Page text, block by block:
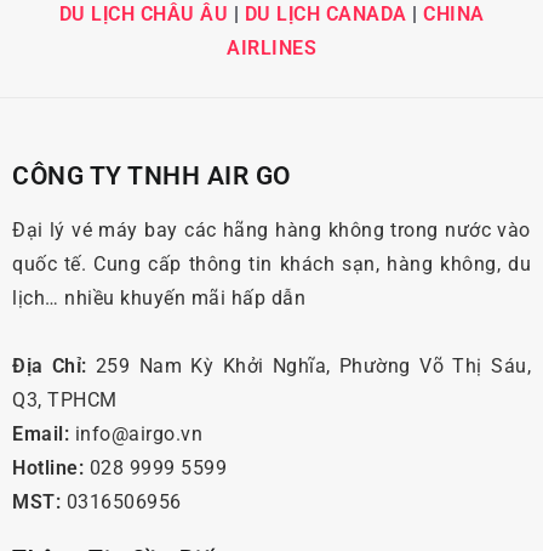
DU LỊCH CHÂU ÂU | DU LỊCH CANADA | CHINA
AIRLINES
CÔNG TY TNHH AIR GO
Đại lý vé máy bay các hãng hàng không trong nước vào
quốc tế. Cung cấp thông tin khách sạn, hàng không, du
lịch… nhiều khuyến mãi hấp dẫn
Địa Chỉ: 259 Nam Kỳ Khởi Nghĩa, Phường Võ Thị Sáu,
Q3, TPHCM
Email: info@airgo.vn
Hotline: 028 9999 5599
MST: 0316506956